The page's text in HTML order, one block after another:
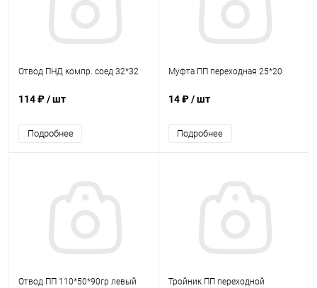
Отвод ПНД компр. соед 32*32
114 ₽/ шт
Подробнее
Муфта ПП переходная 25*20
14 ₽/ шт
Подробнее
Отвод ПП 110*50*90гр левый
Тройник ПП переходной